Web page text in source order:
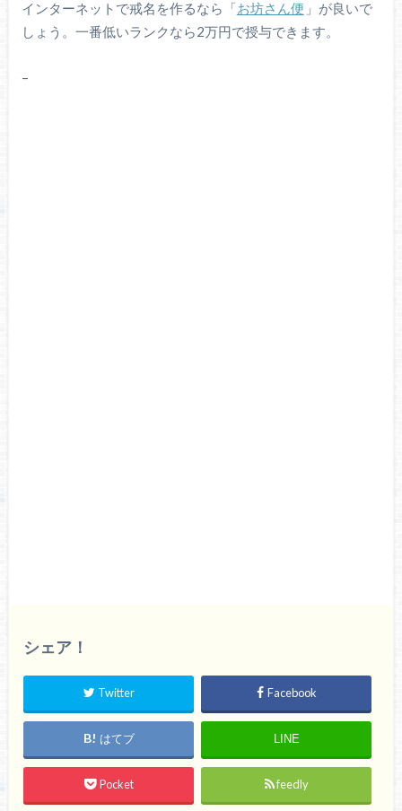
インターネットで戒名を作るなら「お坊さん便 」が良いで
しょう。一番低いランクなら2万円で授与できます。
–
シェア！
Twitter Facebook
はてブ LINE
Pocket feedly